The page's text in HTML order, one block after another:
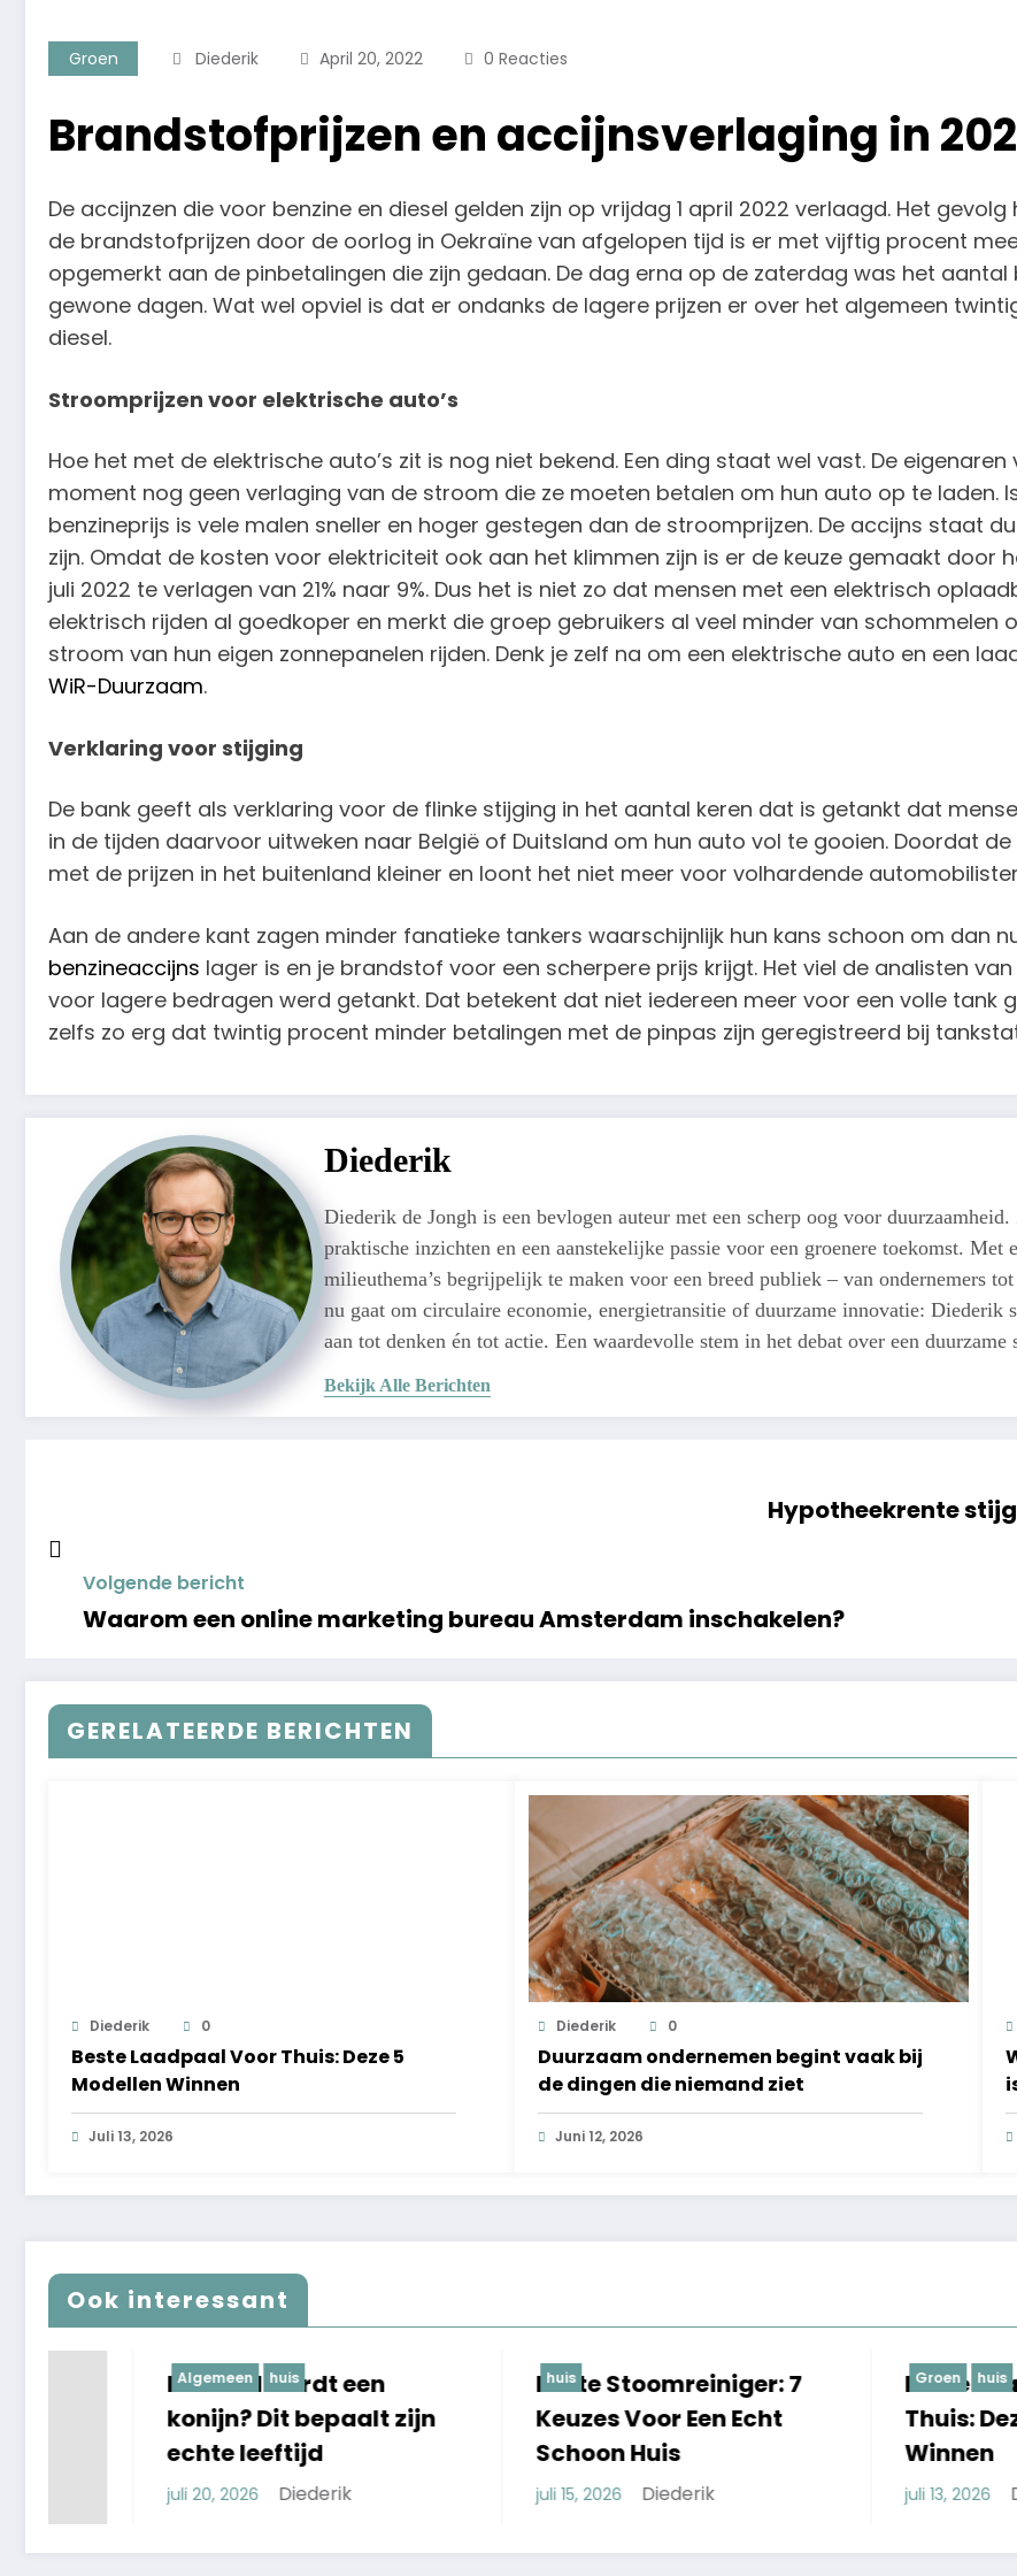
Groen Diederik April 20, 2022 0 Reacties
Brandstofprijzen en accijnsverlaging in
De accijnzen die voor benzine en diesel gelden zijn op vrijdag 1 april 2022 verlaagd. Het
de brandstofprijzen door de oorlog in Oekraïne van afgelopen tijd is er met vijftig procent
opgemerkt aan de pinbetalingen die zijn gedaan. De dag erna op de zaterdag was het
gewone dagen. Wat wel opviel is dat er ondanks de lagere prijzen er over het algemeen
diesel.
Stroomprijzen voor elektrische auto’s
Hoe het met de elektrische auto’s zit is nog niet bekend. Een ding staat wel vast. De
moment nog geen verlaging van de stroom die ze moeten betalen om hun auto op te laden.
benzineprijs is vele malen sneller en hoger gestegen dan de stroomprijzen. De accijns staat
zijn. Omdat de kosten voor elektriciteit ook aan het klimmen zijn is er de keuze gemaakt door
juli 2022 te verlagen van 21% naar 9%. Dus het is niet zo dat mensen met een elektrisch
elektrisch rijden al goedkoper en merkt die groep gebruikers al veel minder van schommelen
stroom van hun eigen zonnepanelen rijden. Denk je zelf na om een elektrische auto en een
WiR-Duurzaam.
Verklaring voor stijging
De bank geeft als verklaring voor de flinke stijging in het aantal keren dat is getankt dat
in de tijden daarvoor uitweken naar België of Duitsland om hun auto vol te gooien. Doordat
met de prijzen in het buitenland kleiner en loont het niet meer voor volhardende
Aan de andere kant zagen minder fanatieke tankers waarschijnlijk hun kans schoon om dan
benzineaccijns lager is en je brandstof voor een scherpere prijs krijgt. Het viel de analisten
voor lagere bedragen werd getankt. Dat betekent dat niet iedereen meer voor een volle tank
zelfs zo erg dat twintig procent minder betalingen met de pinpas zijn geregistreerd bij
Diederik
Diederik de Jongh is een bevlogen auteur met een scherp oog voor
praktische inzichten en een aanstekelijke passie voor een groenere toekomst.
milieuthema’s begrijpelijk te maken voor een breed publiek – van ondernemers
nu gaat om circulaire economie, energietransitie of duurzame innovatie:
aan tot denken én tot actie. Een waardevolle stem in het debat over een duurzame
Bekijk Alle Berichten
Hypotheekrente
Volgende bericht
Waarom een online marketing bureau Amsterdam inschakelen?
GERELATEERDE BERICHTEN
Diederik 0
Beste Laadpaal Voor Thuis: Deze 5
Modellen Winnen
Juli 13, 2026
Diederik 0
Duurzaam ondernemen begint vaak bij
de dingen die niemand ziet
Juni 12, 2026
Ook interessant
huis
Hoe oud wordt een
konijn? Dit bepaalt zijn
echte leeftijd
Diederik
Beste Stoomreiniger: 7
Keuzes Voor Een Echt
Schoon Huis
Diederik
Beste Laadpaal
Thuis: Deze 5
Diederik